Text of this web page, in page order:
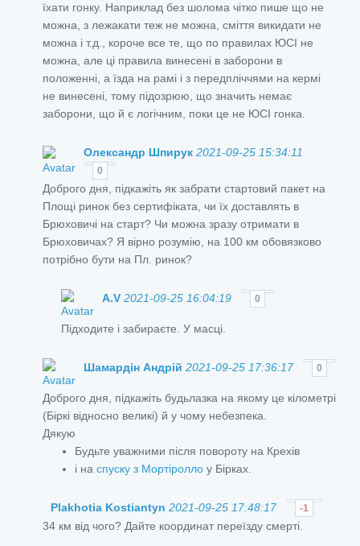
їхати гонку. Наприклад без шолома чітко пише що не
можна, з лежакати теж не можна, сміття викидати не
можна і т.д., короче все те, що по правилах ЮСІ не
можна, але ці правила винесені в заборони в
положенні, а їзда на рамі і з передпліччями на кермі
не винесені, тому підозрюю, що значить немає
заборони, що й є логічним, поки це не ЮСІ гонка.
Олександр Шпирук 2021-09-25 15:34:11
0
Доброго дня, підкажіть як забрати стартовий пакет на
Площі ринок без сертифіката, чи їх доставлять в
Брюховичі на старт? Чи можна зразу отримати в
Брюховичах? Я вірно розумію, на 100 км обовязково
потрібно бути на Пл. ринок?
A.V 2021-09-25 16:04:19 0
Підходите і забираєте. У масці.
Шамардін Андрій 2021-09-25 17:36:17 0
Доброго дня, підкажіть будьлазка на якому це кілометрі
(Біркі відносно великі) й у чому небезпека.
Дякую
Будьте уважними після повороту на Крехів
і на спуску з Мортіролло у Бірках.
Plakhotia Kostiantyn 2021-09-25 17:48:17 -1
34 км від чого? Дайте координат переїзду смерті.